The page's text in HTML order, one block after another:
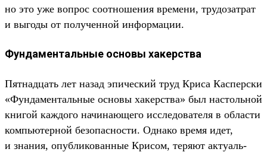
но это уже воп­рос соот­ношения вре­мени, тру­дозат­рат
и выгоды от получен­ной информа­ции.
Фундаментальные основы хакерства
Пят­надцать лет назад эпи­чес­кий труд Кри­са Кас­пер­ски
«Фун­дамен­таль­ные осно­вы хакерс­тва» был нас­толь­ной
кни­гой каж­дого начина­юще­го иссле­дова­теля в области
компь­ютер­ной безопас­ности. Одна­ко вре­мя идет,
и зна­ния, опуб­ликован­ные Кри­сом, теря­ют акту­аль­